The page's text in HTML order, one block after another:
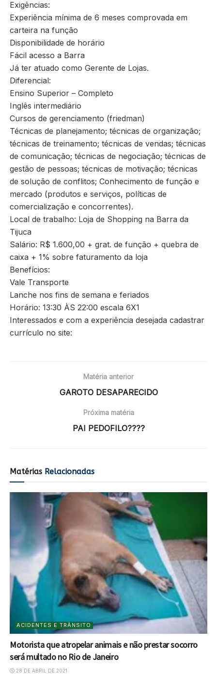
Exigências:
Experiência mínima de 6 meses comprovada em
carteira na função
Disponibilidade de horário
Fácil acesso a Barra
Já ter atuado como Gerente de Lojas.
Diferencial:
Ensino Superior – Completo
Inglês intermediário
Cursos de gerenciamento (friedman)
Técnicas de planejamento; técnicas de organização;
técnicas de treinamento; técnicas de vendas; técnicas
de comunicação; técnicas de negociação; técnicas de
gestão de pessoas; técnicas de motivação; técnicas
de solução de conflitos; Conhecimento de função e
mercado (produtos e serviços, políticas de
comercialização e concorrentes).
Local de trabalho: Loja de Shopping na Barra da
Tijuca
Salário: R$ 1.600,00 + grat. de função + quebra de
caixa + 1% sobre faturamento da loja
Benefícios:
Vale Transporte
Lanche nos fins de semana e feriados
Horário: 13:30 ÀS 22:00 escala 6X1
Interessados e com a experiência desejada cadastrar
currículo no site:
Matéria anterior
GAROTO DESAPARECIDO
Próxima matéria
PAI PEDOFILO????
Matérias Relacionadas
ACIDENTES E TRÂNSITO
Motorista que atropelar animais e não prestar socorro
será multado no Rio de Janeiro
28 DE ABRIL DE 2021